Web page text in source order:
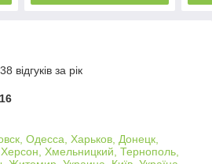
відгуків за рік
Одесса, Харьков, Донецк,
Хмельницкий, Тернополь,